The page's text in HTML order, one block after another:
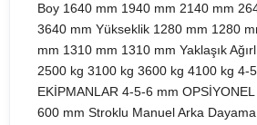
Boy 1640 mm 1940 mm 2140 mm
3640 mm Yükseklik 1280 mm 1280
mm 1310 mm 1310 mm Yaklaşık
2500 kg 3100 kg 3600 kg 4100 kg 4-
EKİPMANLAR 4-5-6 mm
600 mm Stroklu Manuel Arka